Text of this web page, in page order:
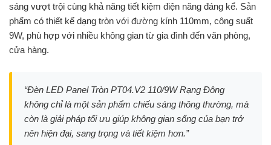
sáng vượt trội cùng khả năng tiết kiệm điện năng đáng kể. Sản
phẩm có thiết kế dạng tròn với đường kính 110mm, công suất
9W, phù hợp với nhiều không gian từ gia đình đến văn phòng,
cửa hàng.
“Đèn LED Panel Tròn PT04.V2 110/9W Rạng Đông
không chỉ là một sản phẩm chiếu sáng thông thường, mà
còn là giải pháp tối ưu giúp không gian sống của bạn trở
nên hiện đại, sang trọng và tiết kiệm hơn.”